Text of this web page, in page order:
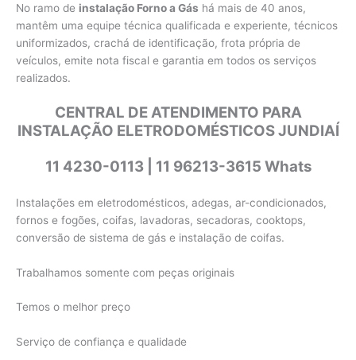
No ramo de instalação Forno a Gás há mais de 40 anos,
mantêm uma equipe técnica qualificada e experiente, técnicos
uniformizados, crachá de identificação, frota própria de
veículos, emite nota fiscal e garantia em todos os serviços
realizados.
CENTRAL DE ATENDIMENTO PARA
INSTALAÇÃO ELETRODOMÉSTICOS JUNDIAÍ
11 4230-0113 | 11 96213-3615 Whats
Instalações em eletrodomésticos, adegas, ar-condicionados,
fornos e fogões, coifas, lavadoras, secadoras, cooktops,
conversão de sistema de gás e instalação de coifas.
Trabalhamos somente com peças originais
Temos o melhor preço
Serviço de confiança e qualidade